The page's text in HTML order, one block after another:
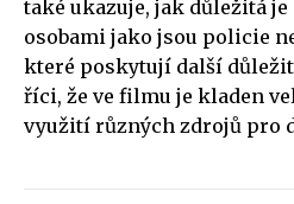
také ukazuje, jak důležitá
osobami jako jsou policie
které poskytují další
říci, že ve filmu je kladen
využití různých zdrojů pro